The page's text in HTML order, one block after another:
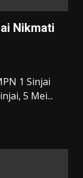
Nikmati
1 Sinjai
5 Mei...